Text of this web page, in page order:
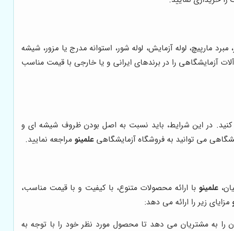
مارپیچ، لوله آزمایش، لوله شور، استوانه مدرج یا مزور، شیشه
آزمایشگاهی را در برندهای ایرانی و یا خارجی با قیمت مناسب
کنید. در این شرایط، باید نسبت به اصل بودن ظروف شیشه ای و
می توانید به فروشگاه آزمایشگاهی علمینومراجعه نمایید.
علمینو با ارائه محصولات متنوع، با کیفیت و با قیمت مناسب،
مزایای زیر را ارائه می دهد:
را به مشتریان می دهد تا محصول مورد نظر خود را با توجه به